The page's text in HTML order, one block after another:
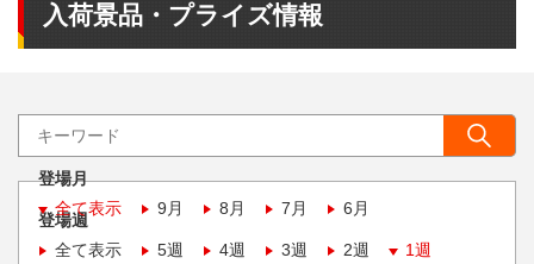
入荷景品・プライズ情報
登場月
全て表示
9月 8月 7月 6月
登場週
全て表示
5週 4週 3週 2週 1週